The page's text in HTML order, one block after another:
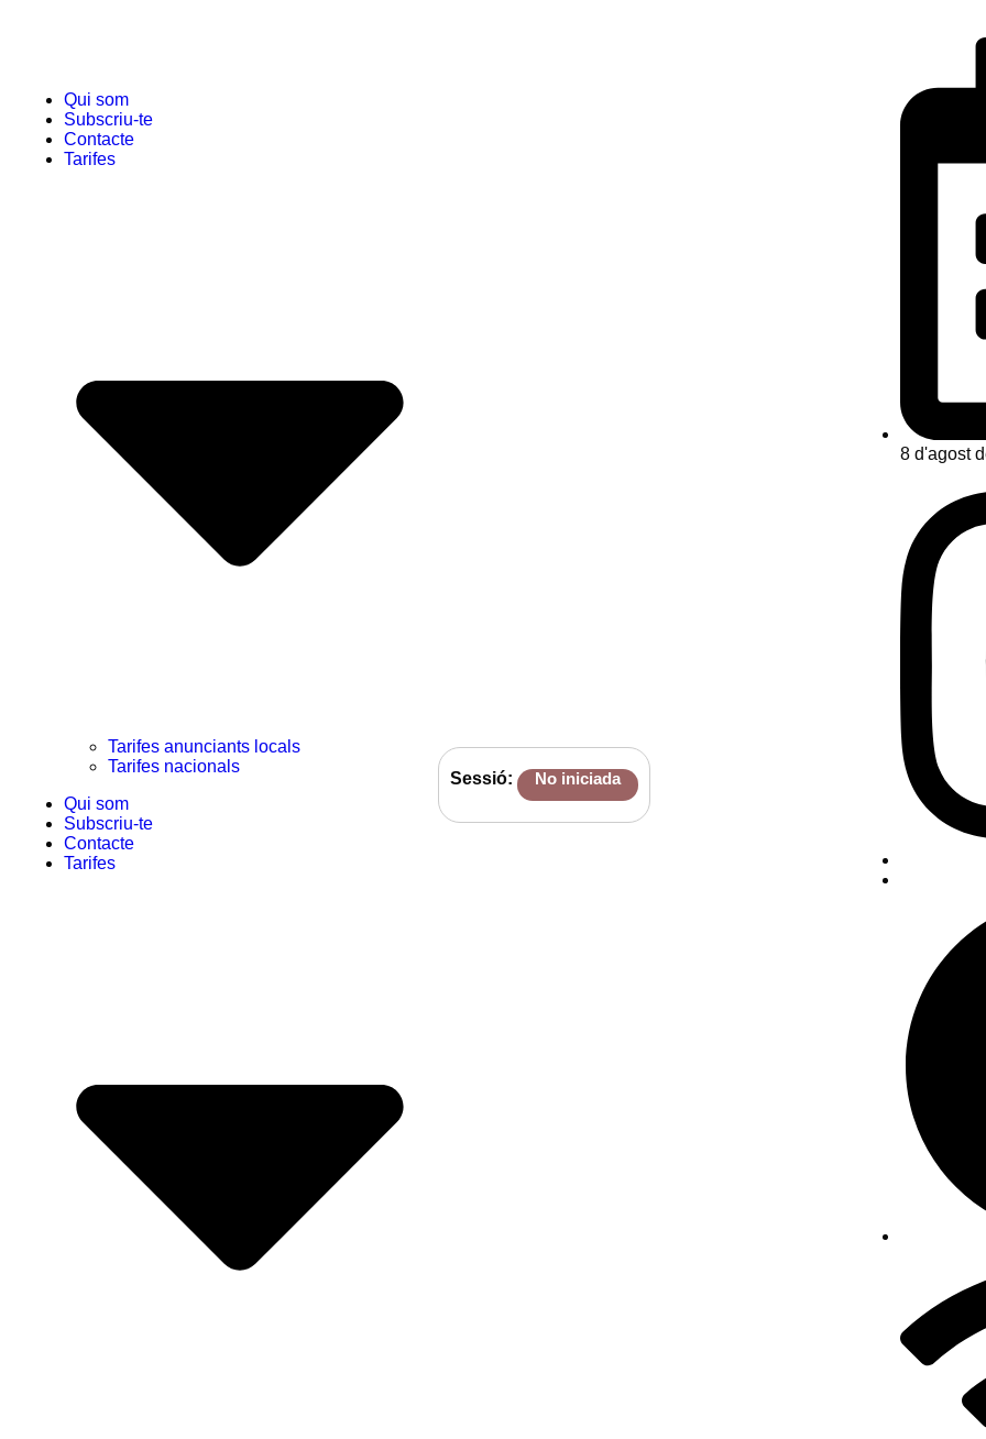
Qui som
Subscriu-te
Contacte
Tarifes
Tarifes anunciants locals
Tarifes nacionals
Qui som
Subscriu-te
Contacte
Tarifes
Sessió: No iniciada
8 d'agost